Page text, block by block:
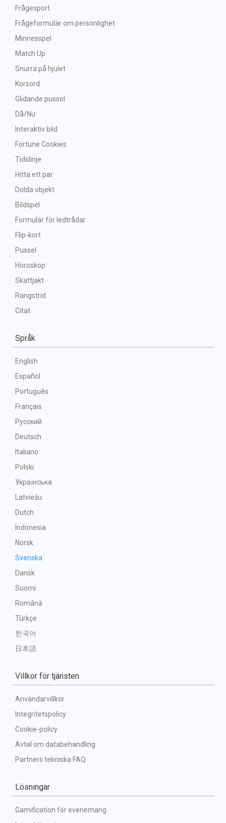
Frågesport
Frågeformulär om personlighet
Minnesspel
Match Up
Snurra på hjulet
Korsord
Glidande pussel
Då/Nu
Interaktiv bild
Fortune Cookies
Tidslinje
Hitta ett par
Dolda objekt
Bildspel
Formulär för ledtrådar
Flip-kort
Pussel
Horoskop
Skattjakt
Rangstrid
Citat
Språk
English
Español
Português
Français
Русский
Deutsch
Italiano
Polski
Українська
Latviešu
Dutch
Indonesia
Norsk
Svenska
Dansk
Suomi
Română
Türkçe
한국어
日本語
Villkor för tjänsten
Användarvillkor
Integritetspolicy
Cookie-policy
Avtal om databehandling
Partners tekniska FAQ
Lösningar
Gamification för evenemang